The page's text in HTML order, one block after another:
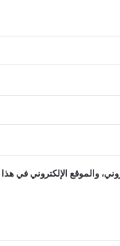
والموقع الإلكتروني في